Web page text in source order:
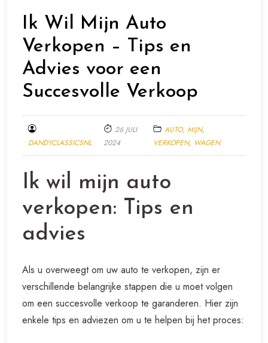
Ik Wil Mijn Auto
Verkopen – Tips en
Advies voor een
Succesvolle Verkoop
DANDYCLASSICSNL
26 JULI
2024
AUTO,MIJN,
VERKOPEN, WAGEN
Ik wil mijn auto
verkopen: Tips en
advies
Als u overweegt om uw auto te verkopen, zijn er
verschillende belangrijke stappen die u moet volgen
om een succesvolle verkoop te garanderen. Hier zijn
enkele tips en adviezen om u te helpen bij het proces: